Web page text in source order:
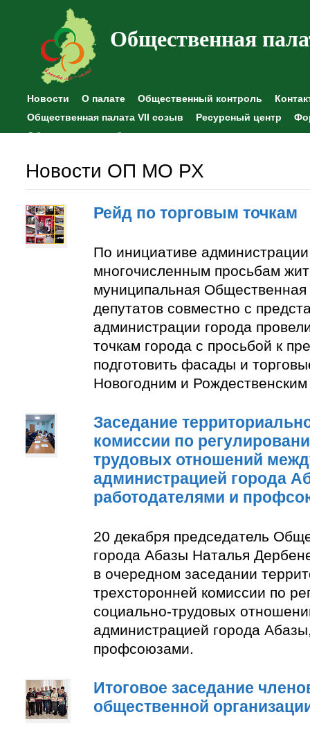
Общественная
Новости О палате Общественный контроль
Общественная палата VII созыв
Ресурсный центр
Общественные наблюдения
Новости ОП МО РХ
Рейд по торговым точкам
По инициативе
многочисленным просьбам
муниципальная Общественная
депутатов совместно с
администрации города
точкам города с просьбой к
подготовить фасады и
Новогодним и
Заседание
комиссии по
трудовых отношений
администрацией города
работодателями и
20 декабря председатель
города Абазы Наталья
в очередном заседании
трехсторонней комиссии по
социально-трудовых
администрацией города
профсоюзами.
Итоговое заседание
общественной